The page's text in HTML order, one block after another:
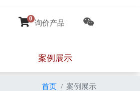
0
询价产品
案例展示
首页 案例展示